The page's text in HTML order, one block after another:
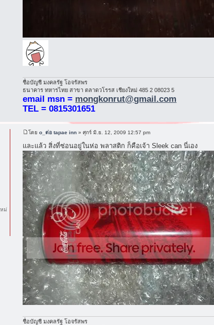
ชื่อบัญชี มงคลรัฐ โอจรัสพร
ธนาคาร ทหารไทย สาขา ตลาดวโรรส เชียงใหม่ 485 2 08023 5
email msn = mongkonrut@gmail.com
TEL = 0815301651
โดยo_ต่อ tapae inn » ศุกร์ มิ.ย. 12, 2009 12:57 pm
และแล้ว สิ่งที่ซ่อนอยู่ในห่อ พลาสติก ก็คือเจ้า Sleek can นี่เอง
ชื่อบัญชี มงคลรัฐ โอจรัสพร
หม่